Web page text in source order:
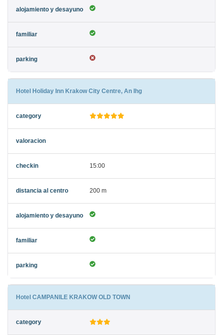
Hotel Holiday Inn Krakow City Centre, An Ihg
15:00
200 m
Hotel CAMPANILE KRAKOW OLD TOWN